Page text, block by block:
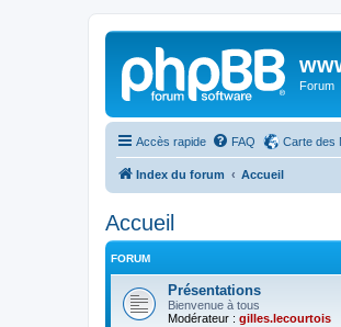
Forum
Accès rapide FAQ Carte des
Index du forum Accueil
Accueil
FORUM
Présentations
Bienvenue à tous
Modérateur : gilles.lecourtois